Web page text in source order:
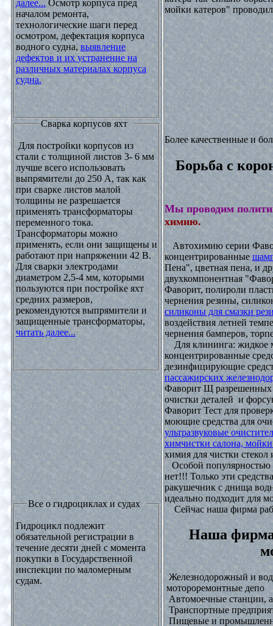
далее... Осмотр корпуса пред
началом ремонта,
технологические шаги перед
осмотром, дефектация корпуса
водного судна, выявление
дефектов и их устранение на
различных материалах корпуса
судна.
Сварка корпусов яхт
Для постройки корпусов из
стали с толщиной листов 3- 6 мм
лучше всего использовать
выпрямители до 250 А, так как
при сварке листов малой
толщины не разрешается
применять трансформаторы
переменного тока.
Трансформаторы можно
применять, если они защищены и
работают при напряжении 42 В.
Для сварки электродами
диаметром 2,5-4 мм, которыми
пользуются при постройке яхт
средних размеров,
рекомендуются выпрямители и
защищенные трансформаторы,
читать далее...
Все о гидроциклах и судах
Гидроцикл подлежит
обязательной регистрации в
течение десяти дней с момента
покупки в Государственной
инспекции по маломерным
судам.
мойки катеров"
Более качественные и
Борьба с
Мы проводим
химию.
Автохимию серии
концентрированные
Пена", цветная пена, и
двухкомпонентная
Фаворит, полироли
чернения резины,
силиконы для смазки
воздействия летней
чернения бамперов,
Для клининга: жидкое
концентрированные
дезинфицирующие
пассажирских
Фаворит Щ
очистки деталей и
Фаворит Тест для
моющие средства для
ультразвуковые
химчистки салона,
химия для чистки стекол
Особой популярностью
нет!!! Только эти
ракушечник с днища
идеально подходит для
Сейчас наша фирма
Наша фирма
Железнодорожный и
мотороремонтные депо
Автомоечные станции,
Транспортные
Пищевые и